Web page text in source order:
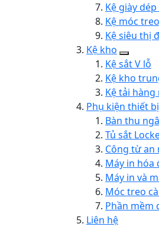
Kệ giày
Kệ móc
Kệ siêu thị
Kệ kho
Kệ sắt V lỗ
Kệ kho
Kệ tải
Phụ kiện thiết
Bàn thu
Tủ sắt
Công từ
Máy in hóa
Máy in và
Móc treo
Phần mềm
Liên hệ